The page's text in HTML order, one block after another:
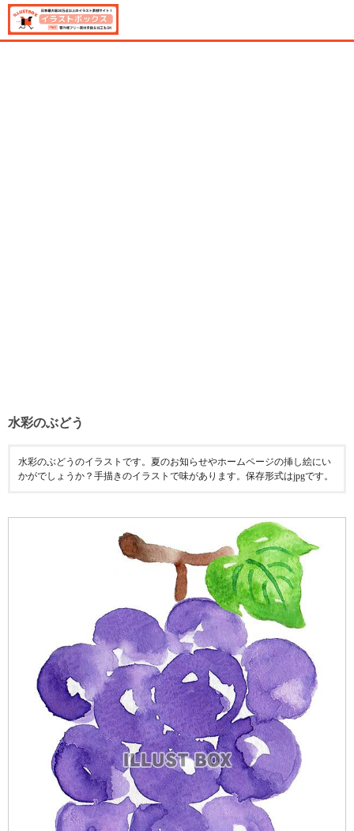
水彩のぶどう
水彩のぶどうのイラストです。夏のお知らせやホームページの挿し絵にい
かがでしょうか？手描きのイラストで味があります。保存形式はjpgです。